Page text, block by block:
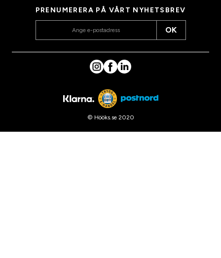
PRENUMERERA PÅ VÅRT NYHETSBREV
OK
© Hööks.se 2020